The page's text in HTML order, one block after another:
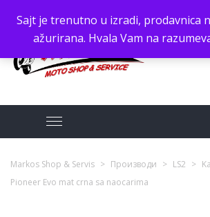
Sajt je trenutno u izradi, prodavnica
ažurirana. Hvala Vam na
Markos Shop & Servis > Производи > LS2 >
Pioneer Evo mat crna sa naocarima